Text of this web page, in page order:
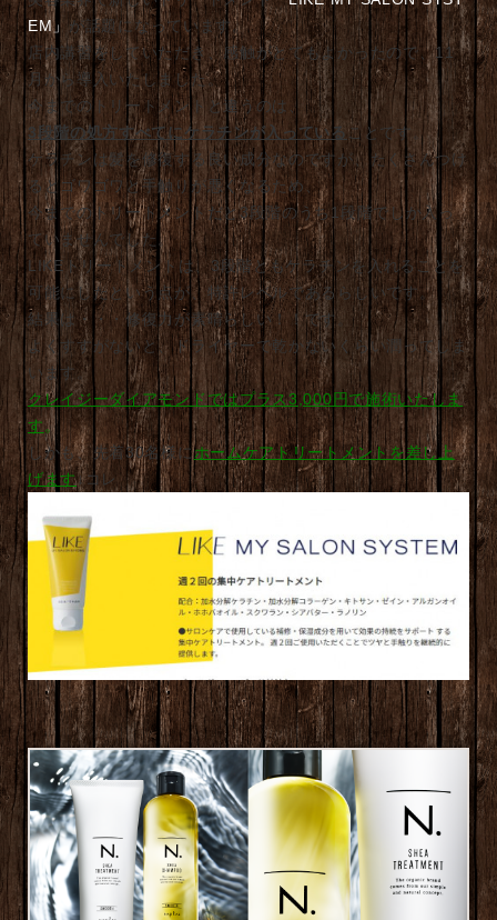
EM」が話題になっています。
店内講習をしていただき、感触がとてもよかったので、11
月から導入いたしました。
今までのトリートメントと違うのは、
3段階の処方すべてにケラチンが入っている ことです。
ケラチンは髪を修復する良い成分なのですが、たくさんつけ
るとゴワゴワと手触りが悪くなるため、
今までのトリートメントだと3段階のうち1段階でしか入っ
ていませんでした。
LIKEトリートメントは、3段階ともケラチンを入れることを
可能にしたという点が、特許レベルであるらしいです。
結果は・・・修復力が素晴らしい！！です。
よくすすがないと、ドライヤーで乾かないくらい潤ってしま
います。
クレイジーダイアモンドではプラス3,000円で施術いたしま
す。
しかも、先着30名様にホームケアトリートメントを差し上
げます↓コレ